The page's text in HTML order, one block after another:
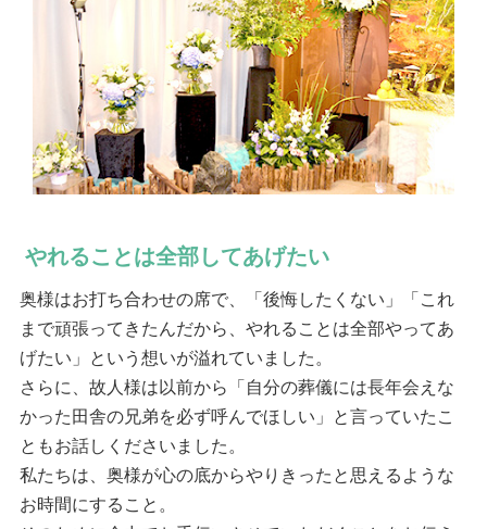
やれることは全部してあげたい
奥様はお打ち合わせの席で、「後悔したくない」「これ
まで頑張ってきたんだから、やれることは全部やってあ
げたい」という想いが溢れていました。
さらに、故人様は以前から「自分の葬儀には長年会えな
かった田舎の兄弟を必ず呼んでほしい」と言っていたこ
ともお話しくださいました。
私たちは、奥様が心の底からやりきったと思えるような
お時間にすること。